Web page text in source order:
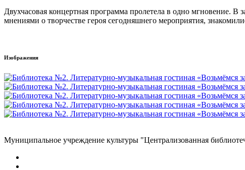
Двухчасовая концертная программа пролетела в одно мгновение.
мнениями о творчестве героя сегодняшнего мероприятия,
Изображения
Муниципальное учреждение культуры "Централизованная